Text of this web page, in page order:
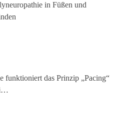
in Füßen und
funktioniert das Prinzip „Pacing“